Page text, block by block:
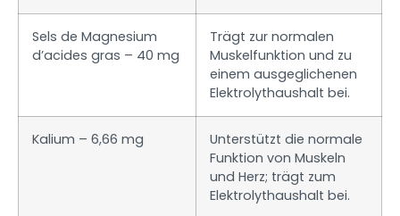
Sels de Magnesium
d’acides gras – 40 mg
Trägt zur normalen
Muskelfunktion und zu
einem ausgeglichenen
Elektrolythaushalt bei.
Kalium – 6,66 mg
Unterstützt die normale
Funktion von Muskeln
und Herz; trägt zum
Elektrolythaushalt bei.